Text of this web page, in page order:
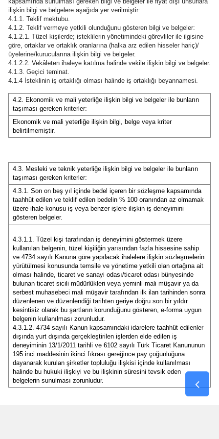
ilişkin bilgi ve belgelere aşağıda yer verilmiştir:
4.1.1. Teklif mektubu.
4.1.2. Teklif vermeye yetkili olunduğunu gösteren bilgi ve belgeler:
4.1.2.1. Tüzel kişilerde; isteklilerin yönetimindeki görevliler ile ilgisine
göre, ortaklar ve ortaklık oranlarına (halka arz edilen hisseler hariç)/
üyelerine/kurucularına ilişkin bilgi ve belgeler.
4.1.2.2. Vekâleten ihaleye katılma halinde vekile ilişkin bilgi ve belgeler.
4.1.3. Geçici teminat.
4.1.4 İsteklinin iş ortaklığı olması halinde iş ortaklığı beyannamesi.
4.2. Ekonomik ve mali yeterliğe ilişkin bilgi ve belgeler ile bunların
taşıması gereken kriterler:
Ekonomik ve mali yeterliğe ilişkin bilgi, belge veya kriter
belirtilmemiştir.
4.3. Mesleki ve teknik yeterliğe ilişkin bilgi ve belgeler ile bunların
taşıması gereken kriterler:
4.3.1. Son on beş yıl içinde bedel içeren bir sözleşme kapsamında
taahhüt edilen ve teklif edilen bedelin % 100 oranından az olmamak
üzere ihale konusu iş veya benzer işlere ilişkin iş deneyimini
gösteren belgeler.
4.3.1.1. Tüzel kişi tarafından iş deneyimini göstermek üzere
kullanılan belgenin, tüzel kişiliğin yarısından fazla hissesine sahip
ve 4734 sayılı Kanuna göre yapılacak ihalelere ilişkin sözleşmelerin
yürütülmesi konusunda temsile ve yönetime yetkili olan ortağına ait
olması halinde, ticaret ve sanayi odası/ticaret odası bünyesinde
bulunan ticaret sicili müdürlükleri veya yeminli mali müşavir ya da
serbest muhasebeci mali müşavir tarafından ilk ilan tarihinden sonra
düzenlenen ve düzenlendiği tarihten geriye doğru son bir yıldır
kesintisiz olarak bu şartların korunduğunu gösteren, e-forma uygun
belgenin kullanılması zorunludur.
4.3.1.2. 4734 sayılı Kanun kapsamındaki idarelere taahhüt edilenler
dışında yurt dışında gerçekleştirilen işlerden elde edilen iş
deneyiminin 13/1/2011 tarihli ve 6102 sayılı Türk Ticaret Kanununun
195 inci maddesinin ikinci fıkrası gereğince pay çoğunluğuna
dayanarak kurulan şirketler topluluğu ilişkisi içinde kullanılması
halinde bu hukuki ilişkiyi ve bu ilişkinin süresini tevsik eden
belgelerin sunulması zorunludur.